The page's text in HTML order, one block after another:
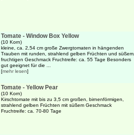
Tomate - Window Box Yellow
(10 Korn)
kleine, ca. 2,54 cm große Zwergtomaten in hängenden
Trauben mit runden, strahlend gelben Früchten und süßem,
fruchtigen Geschmack Fruchtreife: ca. 55 Tage Besonders
gut geeignet für die ...
[mehr lesen]
Tomate - Yellow Pear
(10 Korn)
Kirschtomate mit bis zu 3,5 cm großen, birnenförmigen,
strahlend gelben Früchten mit süßem Geschmack
Fruchtreife: ca. 70-80 Tage